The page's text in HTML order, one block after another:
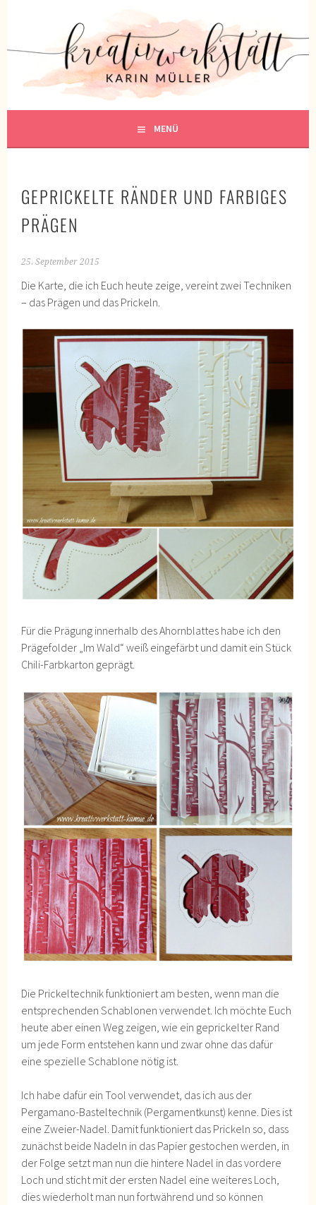
KREATIVWERKSTATT
KREATIV SEIN
MENÜ
GEPRICKELTE RÄNDER UND FARBIGES
PRÄGEN
25. September 2015
Die Karte, die ich Euch heute zeige, vereint zwei Techniken
– das Prägen und das Prickeln.
Für die Prägung innerhalb des Ahornblattes habe ich den
Prägefolder „Im Wald“ weiß eingefärbt und damit ein Stück
Chili-Farbkarton geprägt.
Die Prickeltechnik funktioniert am besten, wenn man die
entsprechenden Schablonen verwendet. Ich möchte Euch
heute aber einen Weg zeigen, wie ein geprickelter Rand
um jede Form entstehen kann und zwar ohne das dafür
eine spezielle Schablone nötig ist.
Ich habe dafür ein Tool verwendet, das ich aus der
Pergamano-Basteltechnik (Pergamentkunst) kenne. Dies ist
eine Zweier-Nadel. Damit funktioniert das Prickeln so, dass
zunächst beide Nadeln in das Papier gestochen werden, in
der Folge setzt man nun die hintere Nadel in das vordere
Loch und sticht mit der ersten Nadel eine weiteres Loch,
dies wiederholt man nun fortwährend und so können